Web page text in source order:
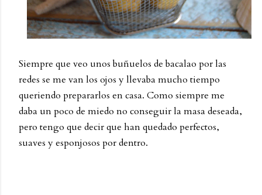
Siempre que veo unos buñuelos de bacalao por las
redes se me van los ojos y llevaba mucho tiempo
queriendo prepararlos en casa. Como siempre me
daba un poco de miedo no conseguir la masa deseada,
pero tengo que decir que han quedado perfectos,
suaves y esponjosos por dentro.